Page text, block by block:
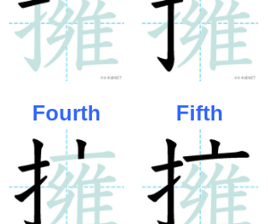
Fourth Fifth